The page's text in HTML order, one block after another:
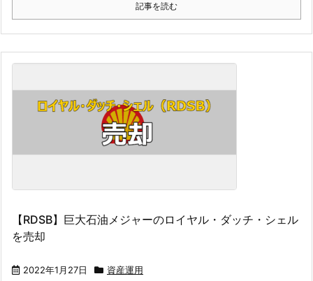
記事を読む
【RDSB】巨大石油メジャーのロイヤル・ダッチ・シェル
を売却
2022年1月27日 資産運用